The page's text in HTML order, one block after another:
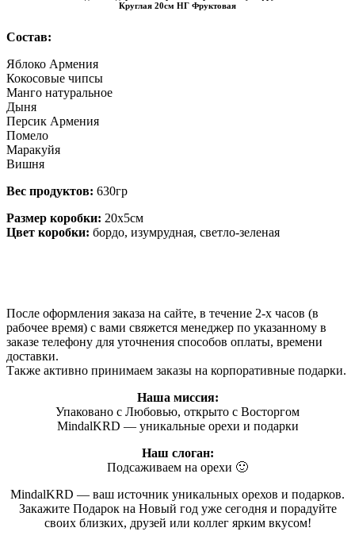
Круглая 20см НГ Фруктовая
Состав:
Яблоко Армения
Кокосовые чипсы
Манго натуральное
Дыня
Персик Армения
Помело
Маракуйя
Вишня
Вес продуктов: 630гр
Размер коробки: 20х5см
Цвет коробки: бордо, изумрудная, светло-зеленая
После оформления заказа на сайте, в течение 2-х часов (в
рабочее время) с вами свяжется менеджер по указанному в
заказе телефону для уточнения способов оплаты, времени
доставки.
Также активно принимаем заказы на корпоративные подарки.
Наша миссия:
Упаковано с Любовью, открыто с Восторгом
MindalKRD — уникальные орехи и подарки
Наш слоган:
Подсаживаем на орехи 🙂
MindalKRD — ваш источник уникальных орехов и подарков.
Закажите Подарок на Новый год уже сегодня и порадуйте
своих близких, друзей или коллег ярким вкусом!